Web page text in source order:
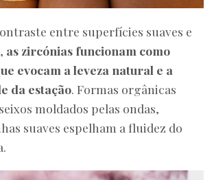
entre superfícies suaves e
as zircónias funcionam como
evocam a leveza natural e a
da estação. Formas orgânicas
moldados pelas ondas,
suaves espelham a fluidez do